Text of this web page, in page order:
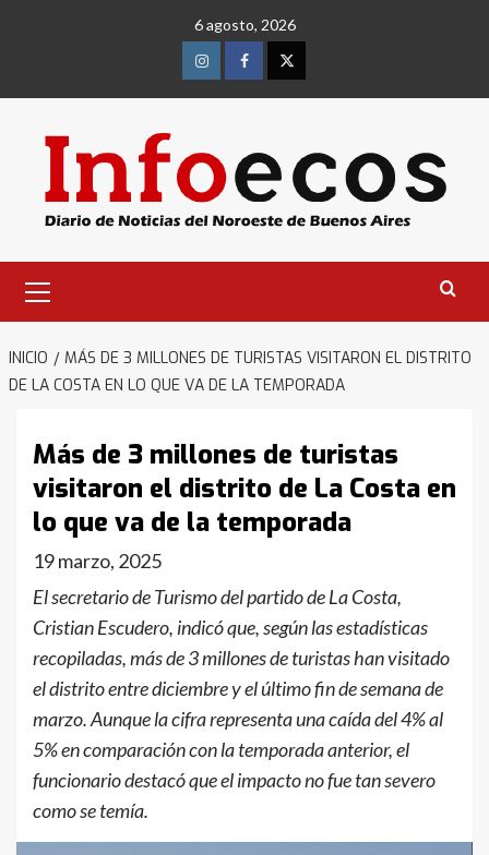
6 agosto, 2026
InstagramFacebookTwitter
primario
INICIO
MÁS DE 3 MILLONES DE TURISTAS VISITARON EL DISTRITO
DE LA COSTA EN LO QUE VA DE LA TEMPORADA
Más de 3 millones de turistas
visitaron el distrito de La Costa en
lo que va de la temporada
19 marzo, 2025
El secretario de Turismo del partido de La Costa,
Cristian Escudero, indicó que, según las estadísticas
recopiladas, más de 3 millones de turistas han visitado
el distrito entre diciembre y el último fin de semana de
marzo. Aunque la cifra representa una caída del 4% al
5% en comparación con la temporada anterior, el
funcionario destacó que el impacto no fue tan severo
como se temía.